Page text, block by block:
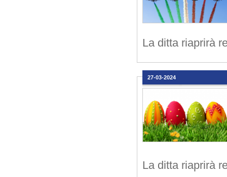
La ditta riaprirà
27-03-2024
La ditta riaprirà